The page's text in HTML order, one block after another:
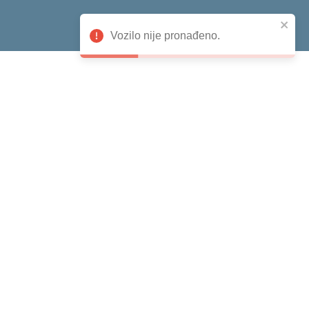
Citroën
Vozilo nije pronađeno.